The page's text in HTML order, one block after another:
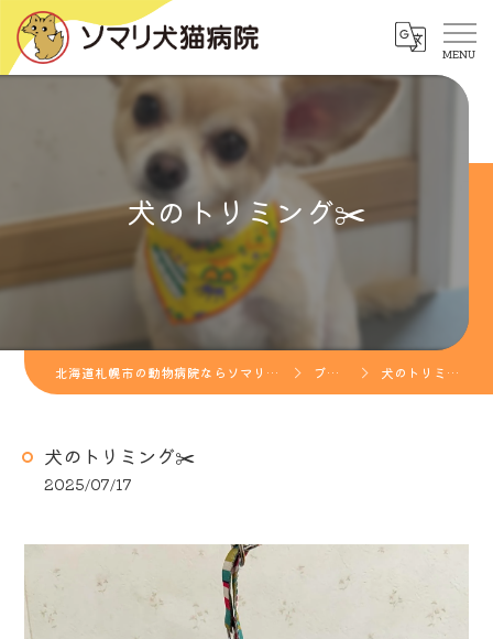
犬のトリミング✂️
北海道札幌市の動物病院ならソマリ犬猫病院 ブログ 犬のトリミング✂️
犬のトリミング✂️
2025/07/17